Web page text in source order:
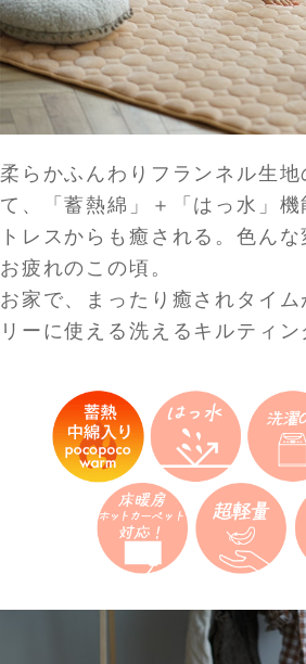
柔らかふんわりフランネル生
て、「蓄熱綿」＋「はっ水」機
トレスからも癒される。色ん
お疲れのこの頃。
お家で、まったり癒されタイ
リーに使える洗えるキルティン